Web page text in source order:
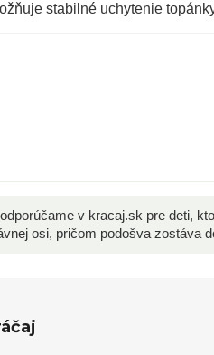
stabilné uchytenie
v kracaj.sk pre deti,
osi, pričom podošva zostáva